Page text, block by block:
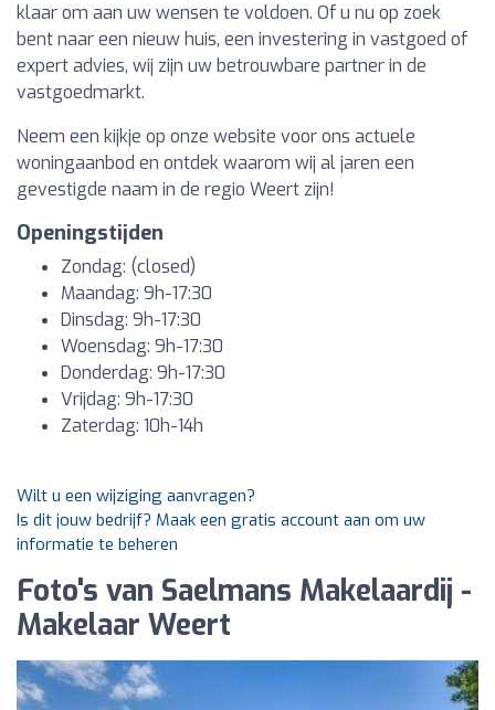
klaar om aan uw wensen te voldoen. Of u nu op zoek
bent naar een nieuw huis, een investering in vastgoed of
expert advies, wij zijn uw betrouwbare partner in de
vastgoedmarkt.
Neem een kijkje op onze website voor ons actuele
woningaanbod en ontdek waarom wij al jaren een
gevestigde naam in de regio Weert zijn!
Openingstijden
Zondag: (closed)
Maandag: 9h-17:30
Dinsdag: 9h-17:30
Woensdag: 9h-17:30
Donderdag: 9h-17:30
Vrijdag: 9h-17:30
Zaterdag: 10h-14h
Wilt u een wijziging aanvragen?
Is dit jouw bedrijf? Maak een gratis account aan om uw
informatie te beheren
Foto's van Saelmans Makelaardij -
Makelaar Weert